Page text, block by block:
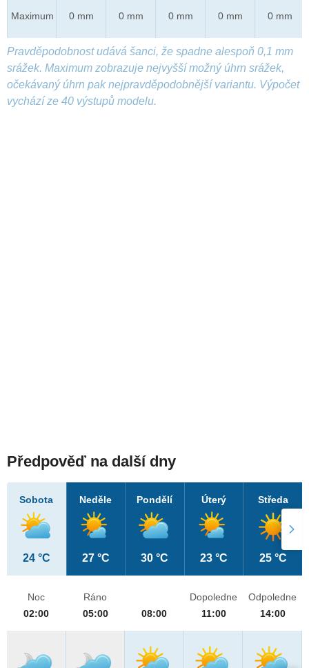
Maximum 0 mm 0 mm 0 mm 0 mm 0 mm
Pravděpodobnost udává šanci, že spadne alespoň 0,1 mm
srážek. Maximum zobrazuje nejvyšší možný úhrn srážek,
očekávaný úhrn pak nejpravděpodobnější variantu. Výpočet
vychází ze 40 výstupů modelu.
Předpověď na další dny
Sobota
24 °C
Neděle
27 °C
Pondělí
30 °C
Úterý
23 °C
Středa
25 °C
Noc
02:00
Ráno
05:00
08:00
Dopoledne
11:00
Odpoledne
14:00